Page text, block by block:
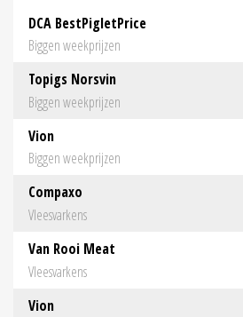
DCA BestPigletPrice
Biggen weekprijzen
Topigs Norsvin
Biggen weekprijzen
Vion
Biggen weekprijzen
Compaxo
Vleesvarkens
Van Rooi Meat
Vleesvarkens
Vion